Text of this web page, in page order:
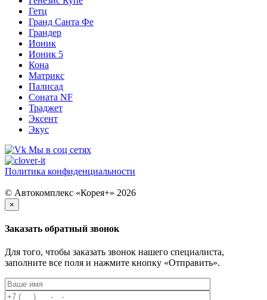
Гетц
Гранд Санта Фе
Грандер
Ионик
Ионик 5
Кона
Матрикс
Палисад
Соната NF
Траджет
Эксент
Экус
Мы в соц сетях
Политика конфиденциальности
© Автокомплекс «Корея+» 2026
×
Заказать обратный звонок
Для того, чтобы заказать звонок нашего специалиста,
заполните все поля и нажмите кнопку «Отправить».